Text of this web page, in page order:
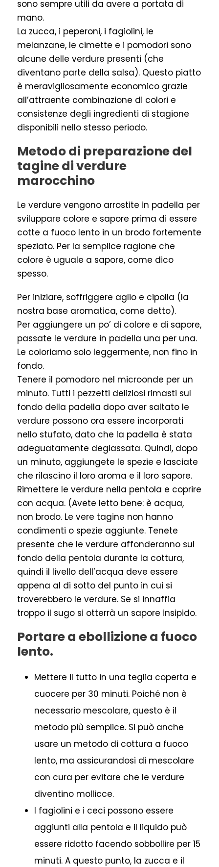
sono sempre utili da avere a portata di
mano.
La zucca, i peperoni, i fagiolini, le
melanzane, le cimette e i pomodori sono
alcune delle verdure presenti (che
diventano parte della salsa). Questo piatto
è meravigliosamente economico grazie
all’attraente combinazione di colori e
consistenze degli ingredienti di stagione
disponibili nello stesso periodo.
Metodo di preparazione del
tagine di verdure
marocchino
Le verdure vengono arrostite in padella per
sviluppare colore e sapore prima di essere
cotte a fuoco lento in un brodo fortemente
speziato. Per la semplice ragione che
colore è uguale a sapore, come dico
spesso.
Per iniziare, soffriggere aglio e cipolla (la
nostra base aromatica, come detto).
Per aggiungere un po’ di colore e di sapore,
passate le verdure in padella una per una.
Le coloriamo solo leggermente, non fino in
fondo.
Tenere il pomodoro nel microonde per un
minuto. Tutti i pezzetti deliziosi rimasti sul
fondo della padella dopo aver saltato le
verdure possono ora essere incorporati
nello stufato, dato che la padella è stata
adeguatamente deglassata. Quindi, dopo
un minuto, aggiungete le spezie e lasciate
che rilascino il loro aroma e il loro sapore.
Rimettere le verdure nella pentola e coprire
con acqua. (Avete letto bene: è acqua,
non brodo. Le vere tagine non hanno
condimenti o spezie aggiunte. Tenete
presente che le verdure affonderanno sul
fondo della pentola durante la cottura,
quindi il livello dell’acqua deve essere
appena al di sotto del punto in cui si
troverebbero le verdure. Se si innaffia
troppo il sugo si otterrà un sapore insipido.
Portare a ebollizione a fuoco
lento.
Mettere il tutto in una teglia coperta e
cuocere per 30 minuti. Poiché non è
necessario mescolare, questo è il
metodo più semplice. Si può anche
usare un metodo di cottura a fuoco
lento, ma assicurandosi di mescolare
con cura per evitare che le verdure
diventino mollicce.
I fagiolini e i ceci possono essere
aggiunti alla pentola e il liquido può
essere ridotto facendo sobbollire per 15
minuti. A questo punto, la zucca e il